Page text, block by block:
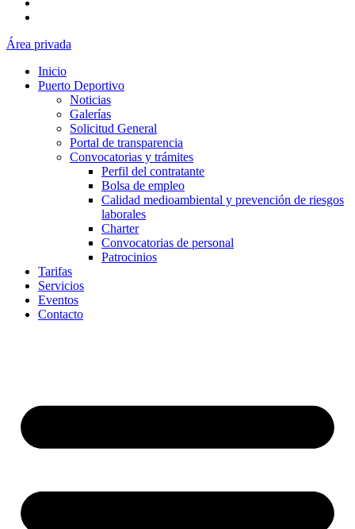
Área privada
Inicio
Puerto Deportivo
Noticias
Galerías
Solicitud General
Portal de transparencia
Convocatorias y trámites
Perfil del contratante
Bolsa de empleo
Calidad medioambiental y prevención de riesgos
laborales
Charter
Convocatorias de personal
Patrocinios
Tarifas
Servicios
Eventos
Contacto